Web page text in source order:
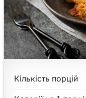
Кількість порцій